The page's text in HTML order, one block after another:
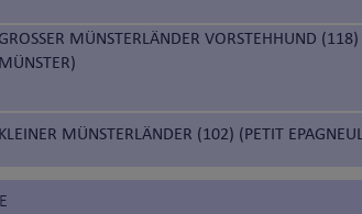
GROSSER MÜNSTERLÄNDER VORSTEHHUND
MÜNSTER)
KLEINER MÜNSTERLÄNDER (102) (PETIT